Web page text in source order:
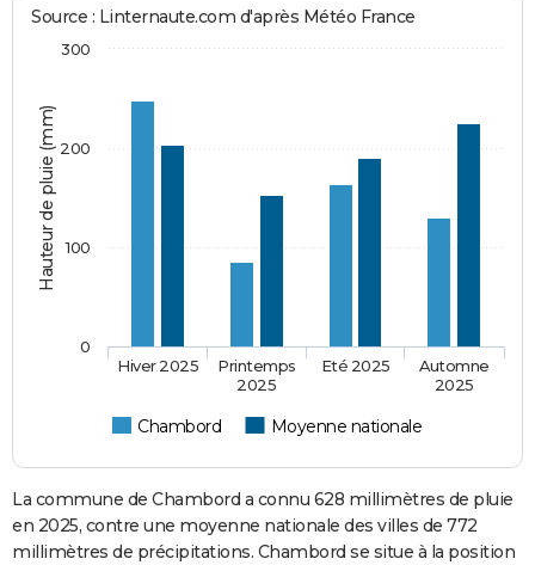
Hauteur de pluie (mm)
Source : Linternaute.com d'après Météo France
Chambord Moyenne nationale
Hiver 2025
Printemps
2025
Eté 2025
Automne
2025
0
100
200
300
La commune de Chambord a connu 628 millimètres de pluie
en 2025, contre une moyenne nationale des villes de 772
millimètres de précipitations. Chambord se situe à la position